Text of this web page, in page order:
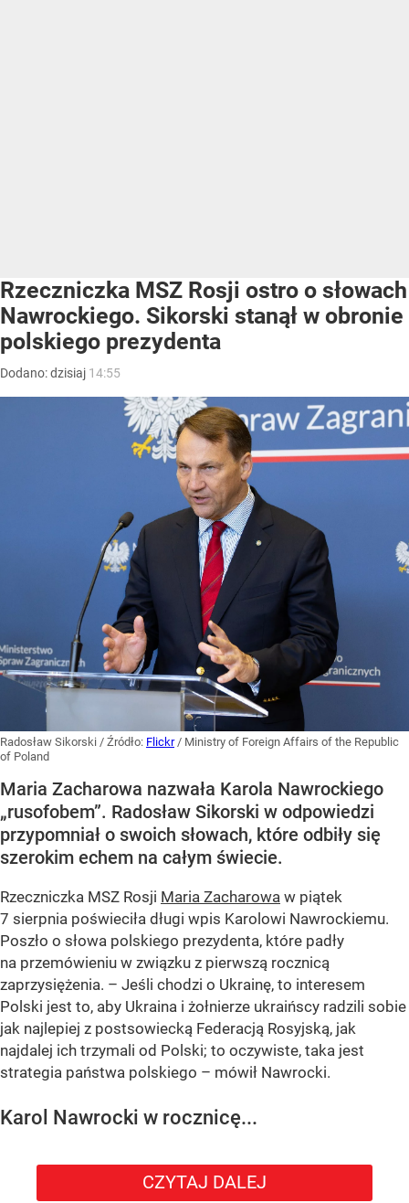
Rzeczniczka MSZ Rosji ostro o słowach
Nawrockiego. Sikorski stanął w obronie
polskiego prezydenta
Dodano:dzisiaj 14:55
Radosław Sikorski / Źródło: Flickr / Ministry of Foreign Affairs of the Republic
of Poland
Maria Zacharowa nazwała Karola Nawrockiego
„rusofobem”. Radosław Sikorski w odpowiedzi
przypomniał o swoich słowach, które odbiły się
szerokim echem na całym świecie.
Rzeczniczka MSZ Rosji Maria Zacharowa w piątek
7 sierpnia poświeciła długi wpis Karolowi Nawrockiemu.
Poszło o słowa polskiego prezydenta, które padły
na przemówieniu w związku z pierwszą rocznicą
zaprzysiężenia. – Jeśli chodzi o Ukrainę, to interesem
Polski jest to, aby Ukraina i żołnierze ukraińscy radzili sobie
jak najlepiej z postsowiecką Federacją Rosyjską, jak
najdalej ich trzymali od Polski; to oczywiste, taka jest
strategia państwa polskiego – mówił Nawrocki.
Karol Nawrocki w rocznicę...
CZYTAJ DALEJ